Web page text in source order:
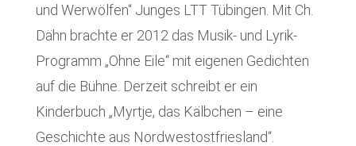
und Werwölfen“ Junges LTT Tübingen. Mit Ch.
Dähn brachte er 2012 das Musik- und Lyrik-
Programm „Ohne Eile“ mit eigenen Gedichten
auf die Bühne. Derzeit schreibt er ein
Kinderbuch „Myrtje, das Kälbchen – eine
Geschichte aus Nordwestostfriesland“.